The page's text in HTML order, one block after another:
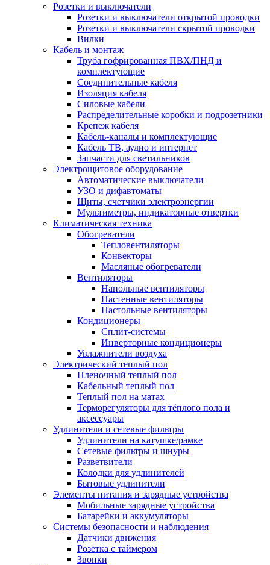
Розетки и выключатели
Розетки и выключатели открытой проводки
Розетки и выключатели скрытой проводки
Вилки
Кабель и монтаж
Труба гофрированная ПВХ/ПНД и
комплектующие
Соединительные кабеля
Изоляция кабеля
Силовые кабели
Распределительные коробки и подрозетники
Крепеж кабеля
Кабель-каналы и комплектующие
Кабель ТВ, аудио и интернет
Запчасти для светильников
Электрощитовое оборудование
Автоматические выключатели
УЗО и дифавтоматы
Щиты, счетчики электроэнергии
Мультиметры, индикаторные отвертки
Климатическая техника
Обогреватели
Тепловентиляторы
Конвекторы
Масляные обогреватели
Вентиляторы
Напольные вентиляторы
Настенные вентиляторы
Настольные вентиляторы
Кондиционеры
Сплит-системы
Инверторные кондиционеры
Увлажнители воздуха
Электрический теплый пол
Пленочный теплый пол
Кабельный теплый пол
Теплый пол на матах
Терморегуляторы для тёплого пола и
аксессуары
Удлинители и сетевые фильтры
Удлинители на катушке/рамке
Сетевые фильтры и шнуры
Разветвители
Колодки для удлинителей
Бытовые удлинители
Элементы питания и зарядные устройства
Мобильные зарядные устройства
Батарейки и аккумуляторы
Системы безопасности и наблюдения
Датчики движения
Розетка с таймером
Звонки